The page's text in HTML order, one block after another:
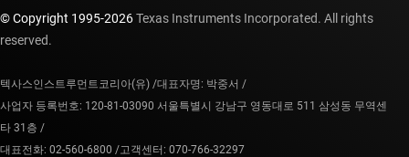
© Copyright 1995-2026Texas Instruments Incorporated. All rights
reserved.
텍사스인스트루먼트코리아(유) /대표자명: 박중서 /
사업자 등록번호: 120-81-03090 서울특별시 강남구 영동대로 511 삼성동 무역센
타 31층 /
대표전화: 02-560-6800 /고객센터: 070-766-32297